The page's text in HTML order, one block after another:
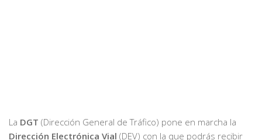
La DGT (Dirección General de Tráfico) pone en marcha la
Dirección Electrónica Vial (DEV) con la que podrás recibir